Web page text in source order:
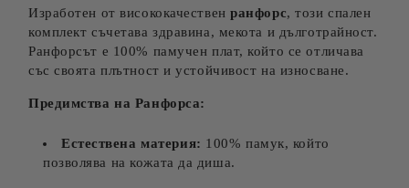
Изработен от висококачественранфорс, този спален
комплект съчетава здравина, мекота и дълготрайност.
Ранфорсът е 100% памучен плат, който се отличава
със своята плътност и устойчивост на износване.
Предимства на Ранфорса:
Естествена материя: 100% памук, който
позволява на кожата да диша.